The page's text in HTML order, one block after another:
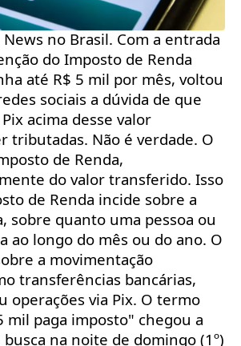
no Brasil. Com a entrada
do Imposto de Renda
até R$ 5 mil por mês, voltou
sociais a dúvida de que
acima desse valor
tributadas. Não é verdade. O
de Renda,
do valor transferido. Isso
de Renda incide sobre a
sobre quanto uma pessoa ou
ao longo do mês ou do ano. O
a movimentação
transferências bancárias,
operações via Pix. O termo
mil paga imposto" chegou a
na noite de domingo (1º)